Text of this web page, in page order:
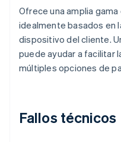
Ofrece una amplia
idealmente basados en
dispositivo del cliente.
puede ayudar a facilitar
múltiples opciones de
Fallos técnicos